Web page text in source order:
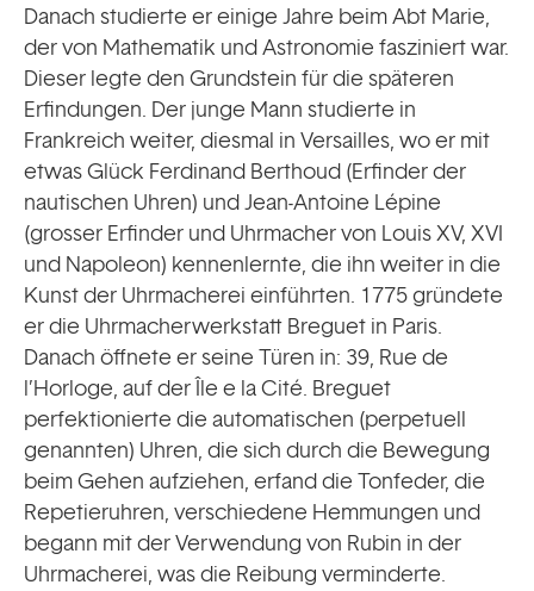
Danach studierte er einige Jahre beim Abt Marie,
der von Mathematik und Astronomie fasziniert war.
Dieser legte den Grundstein für die späteren
Erfindungen. Der junge Mann studierte in
Frankreich weiter, diesmal in Versailles, wo er mit
etwas Glück Ferdinand Berthoud (Erfinder der
nautischen Uhren) und Jean-Antoine Lépine
(grosser Erfinder und Uhrmacher von Louis XV, XVI
und Napoleon) kennenlernte, die ihn weiter in die
Kunst der Uhrmacherei einführten. 1775 gründete
er die Uhrmacherwerkstatt Breguet in Paris.
Danach öffnete er seine Türen in: 39, Rue de
l’Horloge, auf der Île e la Cité. Breguet
perfektionierte die automatischen (perpetuell
genannten) Uhren, die sich durch die Bewegung
beim Gehen aufziehen, erfand die Tonfeder, die
Repetieruhren, verschiedene Hemmungen und
begann mit der Verwendung von Rubin in der
Uhrmacherei, was die Reibung verminderte.